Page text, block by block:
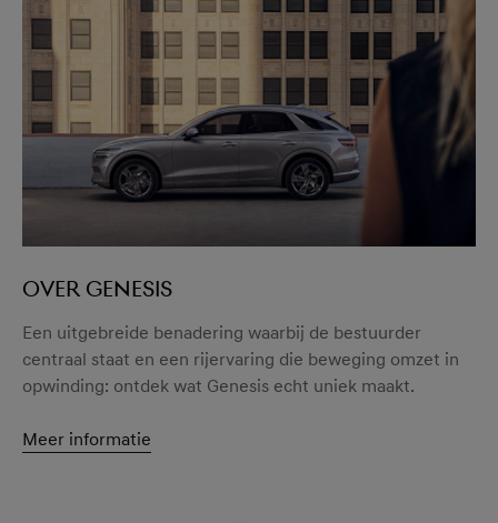
OVER GENESIS
Een uitgebreide benadering waarbij de bestuurder
centraal staat en een rijervaring die beweging omzet in
opwinding: ontdek wat Genesis echt uniek maakt.
Meer informatie